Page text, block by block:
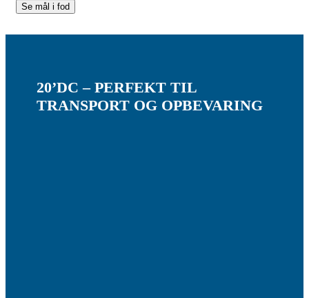
Se mål i fod
20’DC – PERFEKT TIL
TRANSPORT OG OPBEVARING